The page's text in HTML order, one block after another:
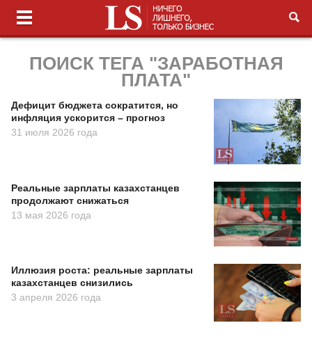
ПОИСК ТЕГА "ЗАРАБОТНАЯ
ПЛАТА"
Дефицит бюджета сократится, но
инфляция ускорится – прогноз
31 июля 2026 года
Реальные зарплаты казахстанцев
продолжают снижаться
13 мая 2026 года
Иллюзия роста: реальные зарплаты
казахстанцев снизились
3 апреля 2026 года